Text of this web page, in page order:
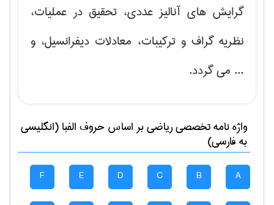
گرایش های آنالیز عددی، تحقیق در عملیات،
نظریه گراف و تركیبات، معادلات دیفرانسیل، و
... می گردد.
واژه نامه تخصصیرياضیبر اساس حروف الفبا (انگلیسی
به فارسی)
A
B
C
D
E
F